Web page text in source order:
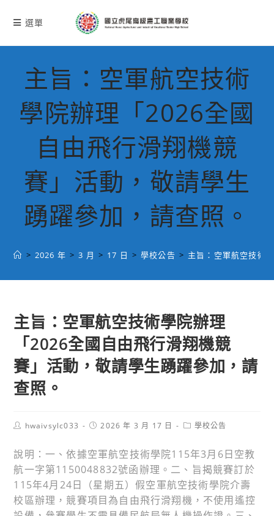
選單
主旨：空軍航空技術
學院辦理「2026全國
自由飛行滑翔機競
賽」活動，敬請學生
踴躍參加，請查照。
> 2026 年 > 3 月 > 17 日 > 學校公告 > 主旨：空軍航空技術
主旨：空軍航空技術學院辦理
「2026全國自由飛行滑翔機競
賽」活動，敬請學生踴躍參加，請
查照。
Posthwaivsylc033
Post2026 年 3 月 17 日
Post學校公告
說明：一、依據空軍航空技術學院115年3月6日空教
航一字第1150048832號函辦理。二、旨揭競賽訂於
115年4月24日（星期五）假空軍航空技術學院介壽
校區辦理，競賽項目為自由飛行滑翔機，不使用遙控